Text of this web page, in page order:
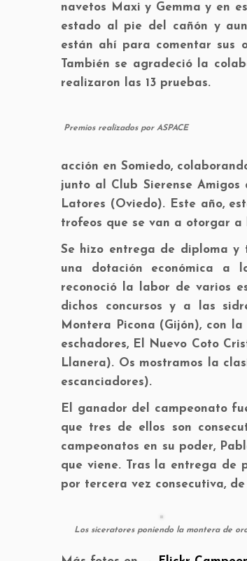
navetos Maxi y Gemma y en
estado al pie del cañón y
están ahí para comentar sus
También se agradeció la
realizaron las 13 pruebas.
Premios realizados por ASPACE
acción en Somiedo,
junto al Club Sierense
Latores (Oviedo). Este año,
trofeos que se van a otorgar a
Se hizo entrega de diploma y
una dotación económica a
reconoció la labor de varios
dichos concursos y a las
Montera Picona (Gijón), con
eschadores, El Nuevo Coto
Llanera). Os mostramos la
escanciadores).
El ganador del campeonato
que tres de ellos son
campeonatos en su poder,
que viene. Tras la entrega de
por tercera vez consecutiva,
Los siceratores poniendo la montera de